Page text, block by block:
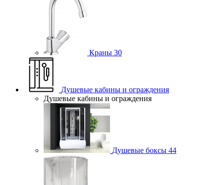
Краны 30
Душевые кабины и ограждения
Душевые кабины и ограждения
Душевые боксы 44